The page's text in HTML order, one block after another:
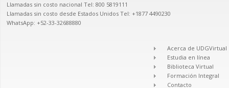
Llamadas sin costo nacional Tel: 800 5819111
Llamadas sin costo desde Estados Unidos Tel: +1877 4490230
WhatsApp: +52-33-32688880
Acerca de UDGVirtual
Estudia en línea
Biblioteca Virtual
Formación Integral
Contacto